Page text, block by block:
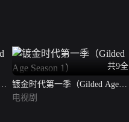
共9全
镀金时代第一季（Gilded Age
Season 1）
电视剧